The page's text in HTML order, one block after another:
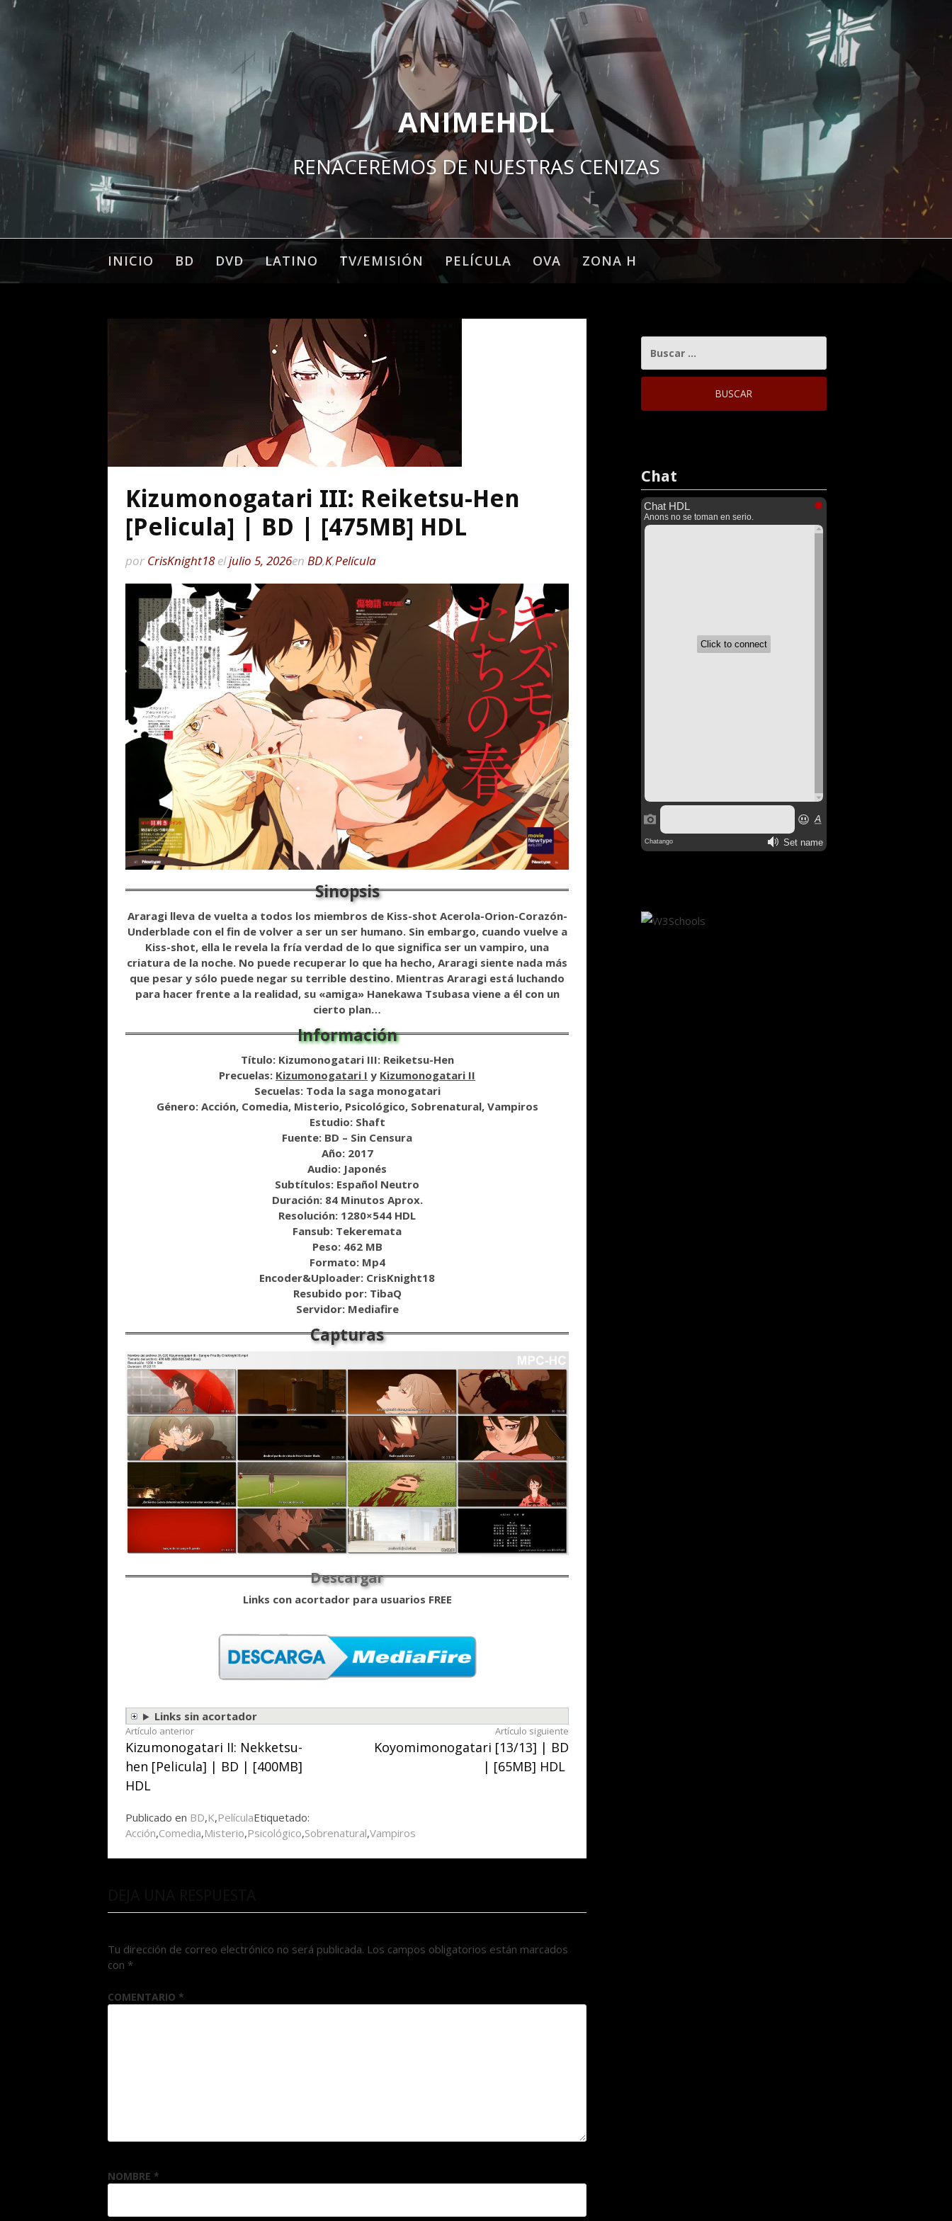
ANIMEHDL
RENACEREMOS DE NUESTRAS CENIZAS
INICIO BD DVD LATINO TV/EMISIÓN PELÍCULA OVA ZONA H
Kizumonogatari III: Reiketsu-Hen
[Pelicula] | BD | [475MB] HDL
por CrisKnight18eljulio 5, 2026en BD,K,Película
Araragi lleva de vuelta a todos los miembros de Kiss-shot Acerola-Orion-Corazón-
Underblade con el fin de volver a ser un ser humano. Sin embargo, cuando vuelve a
Kiss-shot, ella le revela la fría verdad de lo que significa ser un vampiro, una
criatura de la noche. No puede recuperar lo que ha hecho, Araragi siente nada más
que pesar y sólo puede negar su terrible destino. Mientras Araragi está luchando
para hacer frente a la realidad, su «amiga» Hanekawa Tsubasa viene a él con un
cierto plan…
Título: Kizumonogatari III: Reiketsu-Hen
Precuelas: Kizumonogatari I y Kizumonogatari II
Secuelas: Toda la saga monogatari
Género: Acción, Comedia, Misterio, Psicológico, Sobrenatural, Vampiros
Estudio: Shaft
Fuente: BD – Sin Censura
Año: 2017
Audio: Japonés
Subtítulos: Español Neutro
Duración: 84 Minutos Aprox.
Resolución: 1280×544 HDL
Fansub: Tekeremata
Peso: 462 MB
Formato: Mp4
Encoder&Uploader: CrisKnight18
Resubido por: TibaQ
Servidor: Mediafire
Links con acortador para usuarios FREE
Links sin acortador
Seguir
leyendo
Artículo anterior
Kizumonogatari II: Nekketsu-
hen [Pelicula] | BD | [400MB]
HDL
Artículo siguiente
Koyomimonogatari [13/13] | BD
| [65MB] HDL
Publicado en BD,K,PelículaEtiquetado:
Acción,Comedia,Misterio,Psicológico,Sobrenatural,Vampiros
Tu dirección de correo electrónico no será publicada. Los campos obligatorios están marcados
con *
COMENTARIO *
NOMBRE *
Chat